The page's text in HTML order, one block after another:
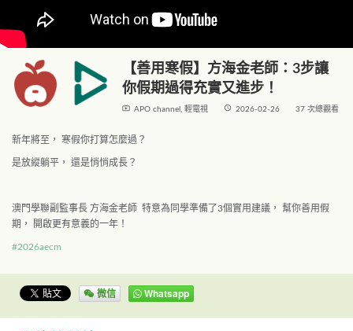
【善用寒假】方海金老師：3步讓
你假期過得充實又進步！
live_tv APO channel , 輕電視 access_time 2026-02-26 37 次總觀看
新年將至， 寒假你打算怎麼過？
是放縱躺平， 還是悄悄成長？
澳門學聯副監事長 方海金老師 特意為同學準備了3個實用建議， 幫你善用假
期， 開啟更有意義的一年！
#2026aecm
微信 Whatsapp